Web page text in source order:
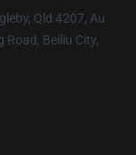
Qld 4207, Au
Road, Beiliu City,